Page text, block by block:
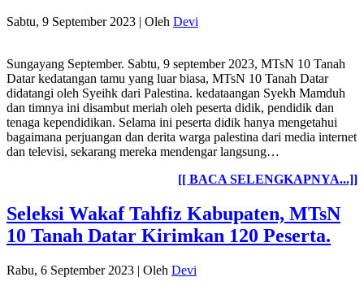
Sabtu, 9 September 2023 | Oleh Devi
Sungayang September. Sabtu, 9 september 2023, MTsN 10 Tanah
Datar kedatangan tamu yang luar biasa, MTsN 10 Tanah Datar
didatangi oleh Syeihk dari Palestina. kedataangan Syekh Mamduh
dan timnya ini disambut meriah oleh peserta didik, pendidik dan
tenaga kependidikan. Selama ini peserta didik hanya mengetahui
bagaimana perjuangan dan derita warga palestina dari media internet
dan televisi, sekarang mereka mendengar langsung…
[[ BACA SELENGKAPNYA...]]
Seleksi Wakaf Tahfiz Kabupaten, MTsN
10 Tanah Datar Kirimkan 120 Peserta.
Rabu, 6 September 2023 | Oleh Devi